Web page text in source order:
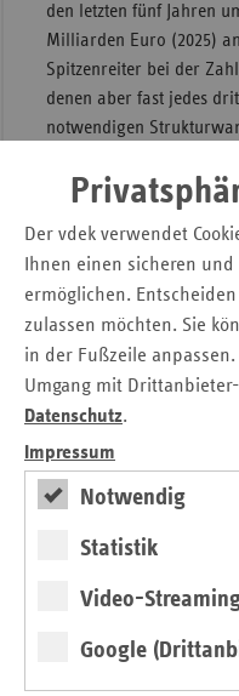
Der vdek verwendet
Ihnen einen sicheren
ermöglichen.
zulassen möchten. Sie
in der Fußzeile
Umgang mit
Datenschutz.
Impressum
Notwendig
Statistik
Video-
Google
den letzten fünf Jahren
Milliarden Euro (2025)
Spitzenreiter bei der
denen aber fast jedes
notwendigen
Jahre ein zusätzlicher
Milliarden Euro aus
Bereits für 2026 wurden
sogenannten
Krankenhäuser gezahlt.
Die Finanzkommission
und ausgewogene
Problematisch ist
zusätzlich zur
Kabinettsentwurf wurde
vollständiger Ausgleich
entbinden. Bei der
darf es keine Ausnahmen